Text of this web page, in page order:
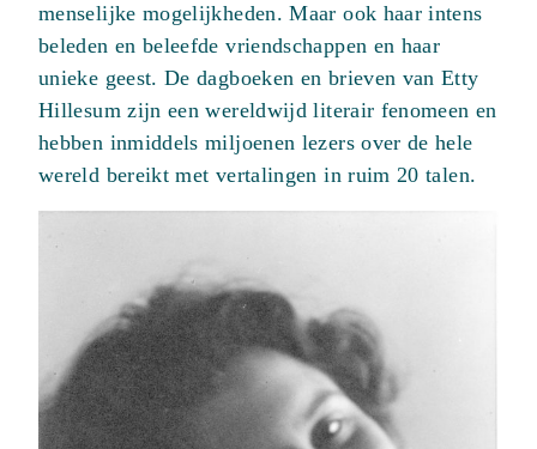
menselijke mogelijkheden. Maar ook haar intens
beleden en beleefde vriendschappen en haar
unieke geest. De dagboeken en brieven van Etty
Hillesum zijn een wereldwijd literair fenomeen en
hebben inmiddels miljoenen lezers over de hele
wereld bereikt met vertalingen in ruim 20 talen.